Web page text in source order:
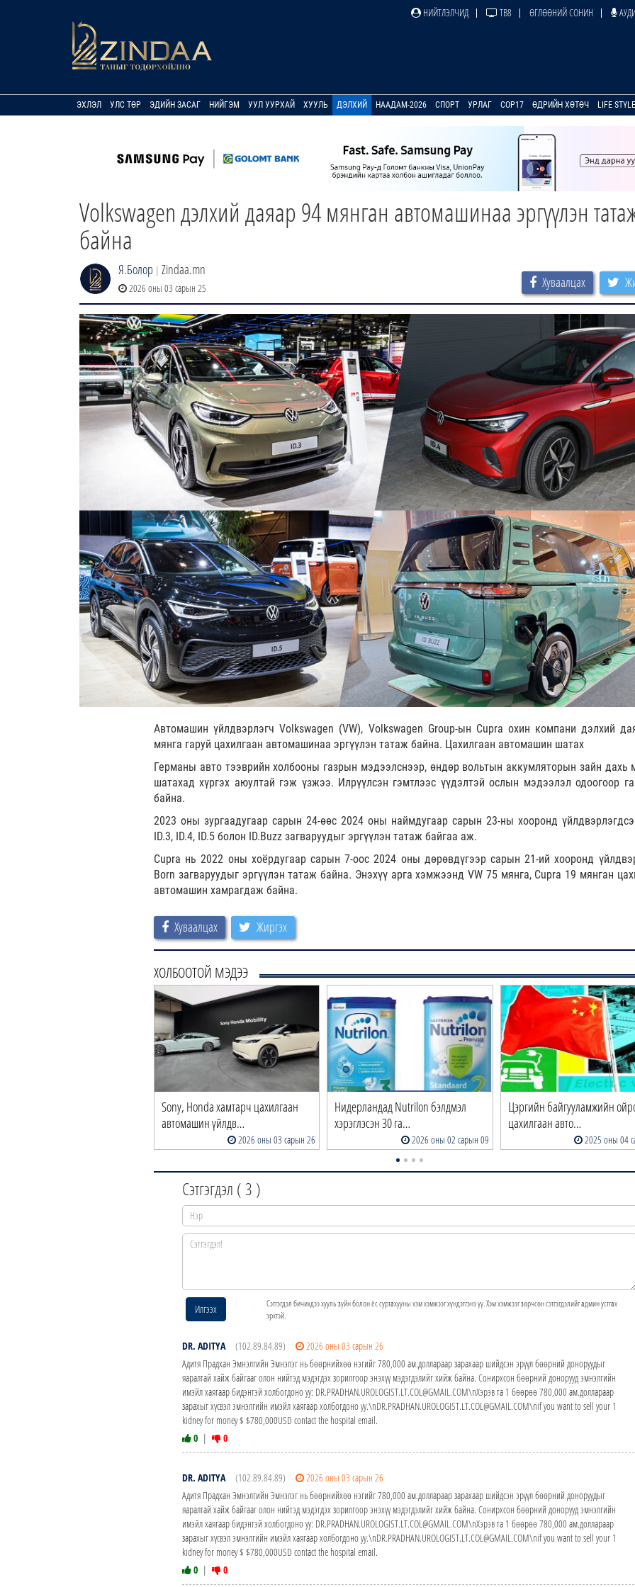
НИЙТЛЭЛЧИД ТВ8 ӨГЛӨӨНИЙ СОНИН
ЭХЛЭЛ УЛС ТӨР ЭДИЙН ЗАСАГ НИЙГЭМ УУЛ УУРХАЙ ХУУЛЬ ДЭЛХИЙ НААДАМ-2026 СПОРТ УРЛАГ COP17 ӨДРИЙН ХӨТӨЧ LIFE STYLE
Volkswagen дэлхий даяар 94 мянган автомашинаа эргүүлэн
байна
Я.Болор | Zindaa.mn
2026 оны 03 сарын 25 Хуваалцах
Автомашин үйлдвэрлэгч Volkswagen (VW), Volkswagen Group-ын Cupra охин компани дэлхий
мянга гаруй цахилгаан автомашинаа эргүүлэн татаж байна. Цахилгаан автомашин шатах
Германы авто тээврийн холбооны газрын мэдээлснээр, өндөр вольтын аккумляторын зайн дахь
шатахад хүргэх аюултай гэж үзжээ. Илрүүлсэн гэмтлээс үүдэлтэй ослын мэдээлэл одоогоор
байна.
2023 оны зургаадугаар сарын 24-өөс 2024 оны наймдугаар сарын 23-ны хооронд
ID.3, ID.4, ID.5 болон ID.Buzz загваруудыг эргүүлэн татаж байгаа аж.
Cupra нь 2022 оны хоёрдугаар сарын 7-оос 2024 оны дөрөвдүгээр сарын 21-ий хооронд
Born загваруудыг эргүүлэн татаж байна. Энэхүү арга хэмжээнд VW 75 мянга, Cupra 19 мянган
автомашин хамрагдаж байна.
Хуваалцах Жиргэх
ХОЛБООТОЙ МЭДЭЭ
Sony, Honda хамтарч цахилгаан
автомашин үйлдв…
2026 оны 03 сарын 26
Нидерландад Nutrilon бэлдмэл
хэрэглэсэн 30 га…
2026 оны 02 сарын 09
Цэргийн байгууламжийн
цахилгаан авто…
2025 оны 04
Сэтгэгдэл ( 3 )
Илгээх
Сэтгэгдэл бичихдээ хууль зүйн болон ёс суртахууны хэм хэмжээг хүндэтгэнэ үү. Хэм хэмжээг зөрчсөн сэтгэгдэлийг админ устгах
эрхтэй.
DR. ADITYA (102.89.84.89)
2026 оны 03 сарын 26
Адитя Прадхан Эмнэлгийн Эмнэлэг нь бөөрнийхөө нэгийг 780,000 ам.доллараар зарахаар шийдсэн эрүүл бөөрний доноруудыг
яаралтай хайж байгааг олон нийтэд мэдэгдэх зорилгоор энэхүү мэдэгдэлийг хийж байна. Сонирхсон бөөрний донорууд эмнэлгийн
имэйл хаягаар бидэнтэй холбогдоно уу: DR.PRADHAN.UROLOGIST.LT.COL@GMAIL.COM\nХэрэв та 1 бөөрөө 780,000 ам.доллараар
зарахыг хүсвэл эмнэлгийн имэйл хаягаар холбогдоно уу.\nDR.PRADHAN.UROLOGIST.LT.COL@GMAIL.COM\nif you want to sell your 1
kidney for money $ $780,000USD contact the hospital email.
0 | 0
DR. ADITYA (102.89.84.89)
2026 оны 03 сарын 26
Адитя Прадхан Эмнэлгийн Эмнэлэг нь бөөрнийхөө нэгийг 780,000 ам.доллараар зарахаар шийдсэн эрүүл бөөрний доноруудыг
яаралтай хайж байгааг олон нийтэд мэдэгдэх зорилгоор энэхүү мэдэгдэлийг хийж байна. Сонирхсон бөөрний донорууд эмнэлгийн
имэйл хаягаар бидэнтэй холбогдоно уу: DR.PRADHAN.UROLOGIST.LT.COL@GMAIL.COM\nХэрэв та 1 бөөрөө 780,000 ам.доллараар
зарахыг хүсвэл эмнэлгийн имэйл хаягаар холбогдоно уу.\nDR.PRADHAN.UROLOGIST.LT.COL@GMAIL.COM\nif you want to sell your 1
kidney for money $ $780,000USD contact the hospital email.
0 | 0